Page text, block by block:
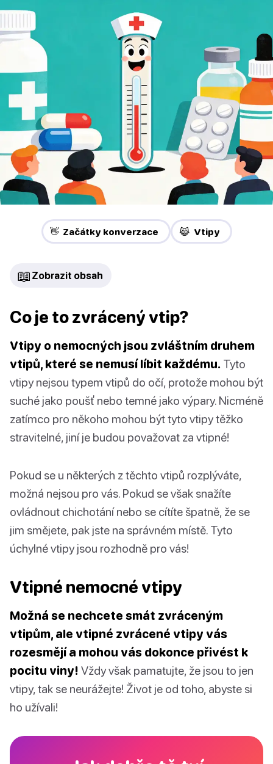
👋 Začátky konverzace 😹 Vtipy
📖 Zobrazit obsah
Co je to zvrácený vtip?
Vtipy o nemocných jsou zvláštním druhem
vtipů, které se nemusí líbit každému. Tyto
vtipy nejsou typem vtipů do očí, protože mohou být
suché jako poušť nebo temné jako výpary. Nicméně
zatímco pro někoho mohou být tyto vtipy těžko
stravitelné, jiní je budou považovat za vtipné!
Pokud se u některých z těchto vtipů rozplýváte,
možná nejsou pro vás. Pokud se však snažíte
ovládnout chichotání nebo se cítíte špatně, že se
jim smějete, pak jste na správném místě. Tyto
úchylné vtipy jsou rozhodně pro vás!
Vtipné nemocné vtipy
Možná se nechcete smát zvráceným
vtipům, ale vtipné zvrácené vtipy vás
rozesmějí a mohou vás dokonce přivést k
pocitu viny! Vždy však pamatujte, že jsou to jen
vtipy, tak se neurážejte! Život je od toho, abyste si
ho užívali!